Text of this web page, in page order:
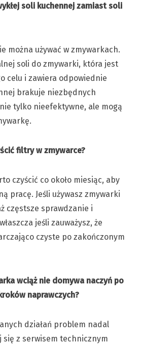
soli kuchennej zamiast soli
można używać w zmywarkach.
soli do zmywarki, która jest
celu i zawiera odpowiednie
brakuje niezbędnych
tylko nieefektywne, ale mogą
filtry w zmywarce?
czyścić co około miesiąc, aby
pracę. Jeśli używasz zmywarki
częstsze sprawdzanie i
jeśli zauważysz, że
czyste po zakończonym
wciąż nie domywa naczyń po
naprawczych?
działań problem nadal
z serwisem technicznym